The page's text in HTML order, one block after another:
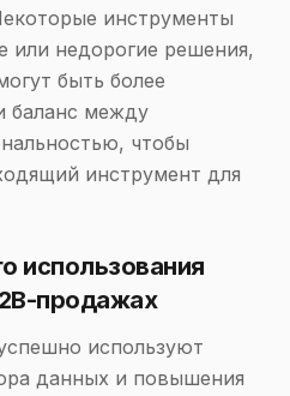
инструменты
или недорогие решения,
быть более
баланс между
чтобы
инструмент для
использования
продажах
используют
данных и повышения